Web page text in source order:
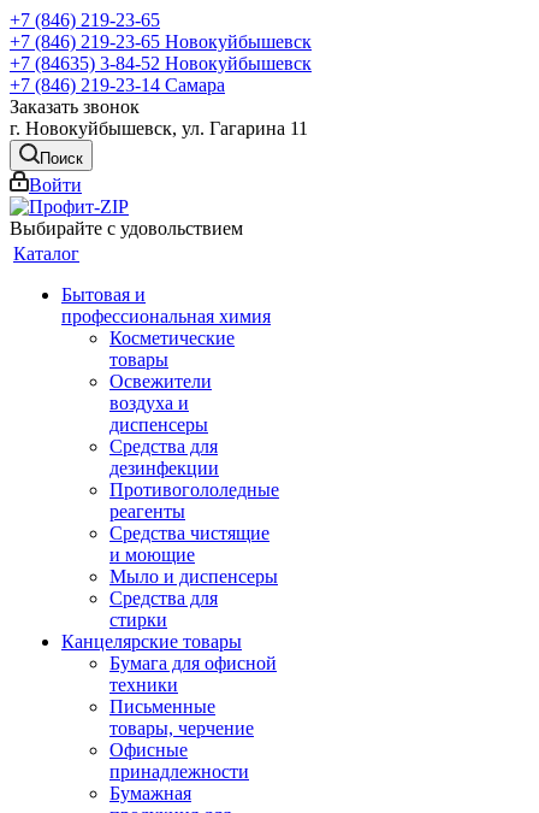
+7 (846) 219-23-65
+7 (846) 219-23-65 Новокуйбышевск
+7 (84635) 3-84-52 Новокуйбышевск
+7 (846) 219-23-14 Самара
Заказать звонок
г. Новокуйбышевск, ул. Гагарина 11
Поиск
Войти
Выбирайте с удовольствием
Каталог
Бытовая и
профессиональная химия
Косметические
товары
Освежители
воздуха и
диспенсеры
Средства для
дезинфекции
Противогололедные
реагенты
Средства чистящие
и моющие
Мыло и диспенсеры
Средства для
стирки
Канцелярские товары
Бумага для офисной
техники
Письменные
товары, черчение
Офисные
принадлежности
Бумажная